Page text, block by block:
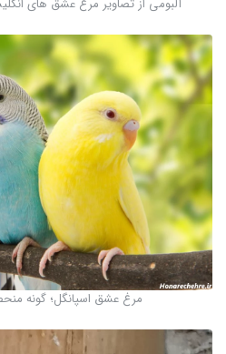
آلبومی از تصاویر مرغ عشق های
مرغ عشق اسپانگل؛ گونه